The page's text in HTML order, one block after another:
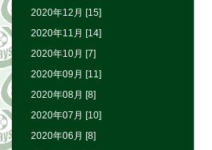
2020年12月 [15]
2020年11月 [14]
2020年10月 [7]
2020年09月 [11]
2020年08月 [8]
2020年07月 [10]
2020年06月 [8]